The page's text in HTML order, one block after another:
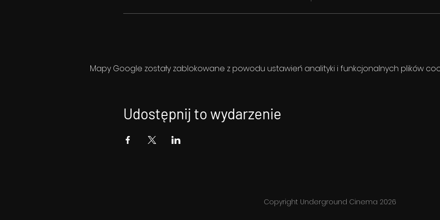
Mapy Google zostały zablokowane z powodu ustawień analityki i funkcjonalnych plików
Udostępnij to wydarzenie
Copyright Underground Cinema 2026